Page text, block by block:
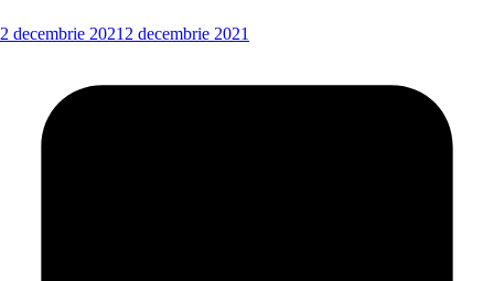
2 decembrie 2021 2 decembrie 2021